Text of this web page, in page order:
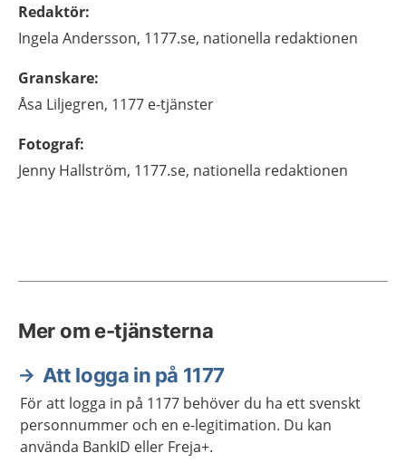
Redaktör:
Ingela Andersson, 1177.se, nationella redaktionen
Granskare:
Åsa Liljegren, 1177 e-tjänster
Fotograf:
Jenny Hallström, 1177.se, nationella redaktionen
Mer om e-tjänsterna
Att logga in på 1177
För att logga in på 1177 behöver du ha ett svenskt
personnummer och en e-legitimation. Du kan
använda BankID eller Freja+.